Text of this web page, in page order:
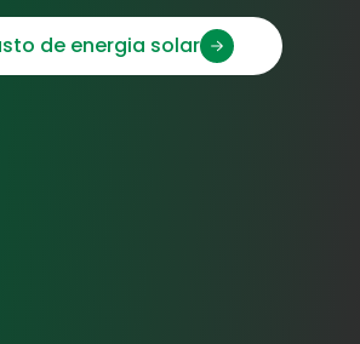
de energia solar